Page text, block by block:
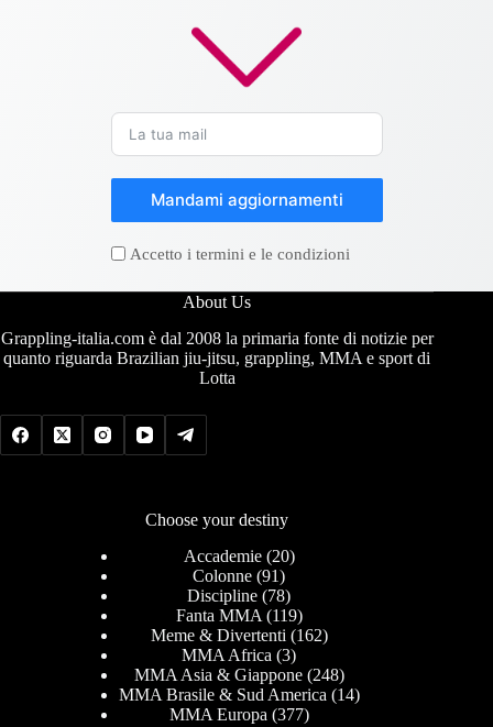
Mandami aggiornamenti
Accetto i termini e le condizioni
About Us
Grappling-italia.com è dal 2008 la primaria fonte di notizie per
quanto riguarda Brazilian jiu-jitsu, grappling, MMA e sport di
Lotta
Choose your destiny
Accademie(20)
Colonne (91)
Discipline (78)
Fanta MMA (119)
Meme & Divertenti (162)
MMA Africa (3)
MMA Asia & Giappone(248)
MMA Brasile & Sud America (14)
MMA Europa (377)